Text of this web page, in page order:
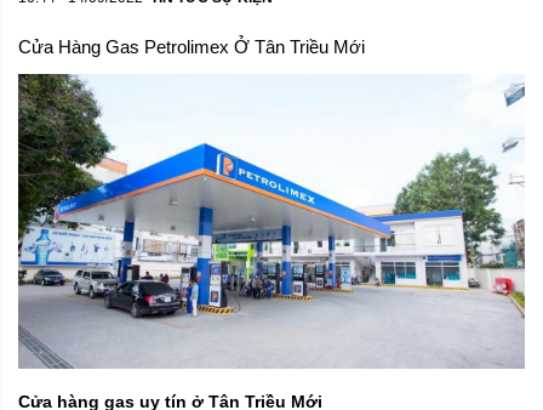
Cửa Hàng Gas Petrolimex Ở Tân Triều Mới
Cửa hàng gas uy tín ở Tân Triều Mới